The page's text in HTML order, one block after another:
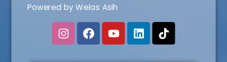
Powered by Welas Asih
I
n
s
F
a
c
Y
o
u
L
i
n